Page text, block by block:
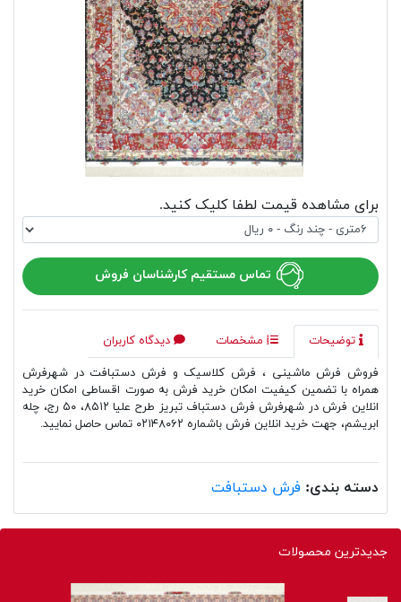
برای مشاهده قیمت لطفا کلیک کنید.
تماس مستقیم کارشناسان فروش
توضیحات مشخصات
دیدگاه کاربران
فروش فرش ماشینی ، فرش کلاسیک و فرش دستبافت در شهرفرش
همراه با تضمین کیفیت امکان خرید فرش به صورت اقساطی امکان خرید
انلاین فرش در شهرفرش فرش دستباف تبریز طرح علیا ۸۵۱۲، ۵۰ رج، چله
ابریشم، جهت خرید انلاین فرش باشماره ۰۲۱۴۸۰۶۲ تماس حاصل نمایید.
دسته بندی: فرش دستبافت
جدیدترین محصولات